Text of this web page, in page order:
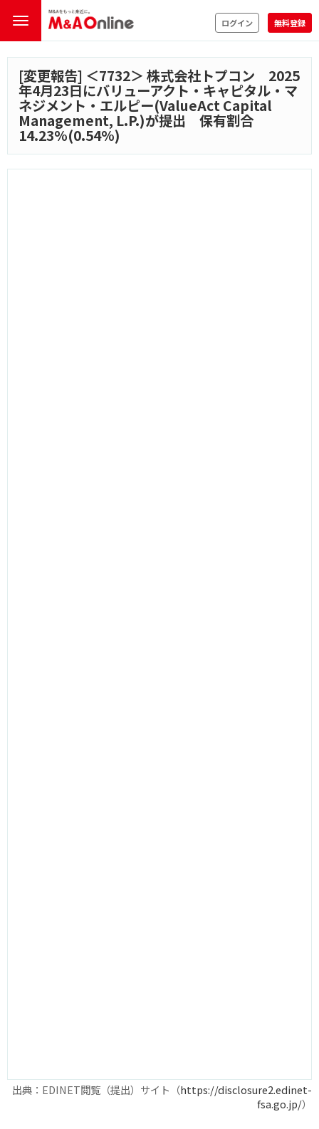
ログイン 無料登録
[変更報告] ＜7732＞ 株式会社トプコン 2025
年4月23日にバリューアクト・キャピタル・マ
ネジメント・エルピー(ValueAct Capital
Management, L.P.)が提出 保有割合
14.23%(0.54%)
出典：EDINET閲覧（提出）サイト（https://disclosure2.edinet-
fsa.go.jp/）